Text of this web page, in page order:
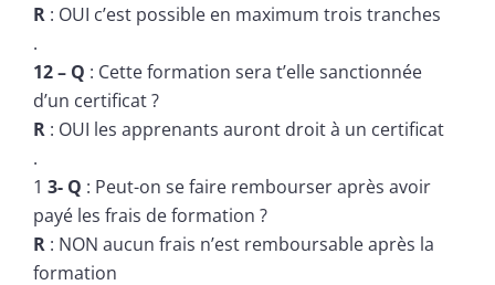
R : OUI c’est possible en maximum trois tranches
.
12 – Q : Cette formation sera t’elle sanctionnée
d’un certificat ?
R : OUI les apprenants auront droit à un certificat
.
1 3- Q : Peut-on se faire rembourser après avoir
payé les frais de formation ?
R : NON aucun frais n’est remboursable après la
formation